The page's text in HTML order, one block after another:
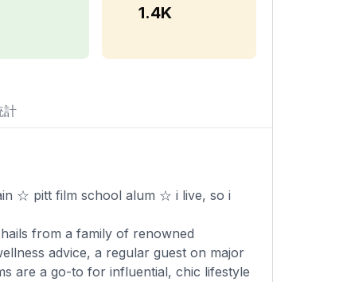
1.4K
計
☆ pitt film school alum ☆ i live, so i
from a family of renowned
advice, a regular guest on major
are a go-to for influential, chic lifestyle